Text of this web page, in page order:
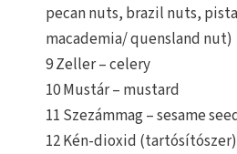
pecan nuts, brazil nuts,
macademia/ quensland nut)
9 Zeller – celery
10 Mustár – mustard
11 Szezámmag – sesame
12 Kén-dioxid